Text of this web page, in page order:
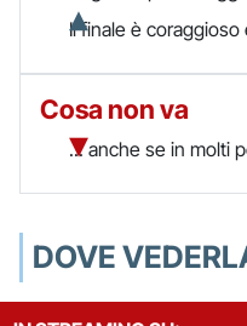
Il finale è coraggioso
Cosa non va
... anche se in molti
DOVE